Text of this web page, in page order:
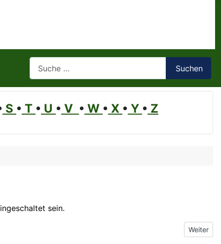
Suchen
S • T • U • V • W • X • Y • Z
sein.
Nächster
Weiter